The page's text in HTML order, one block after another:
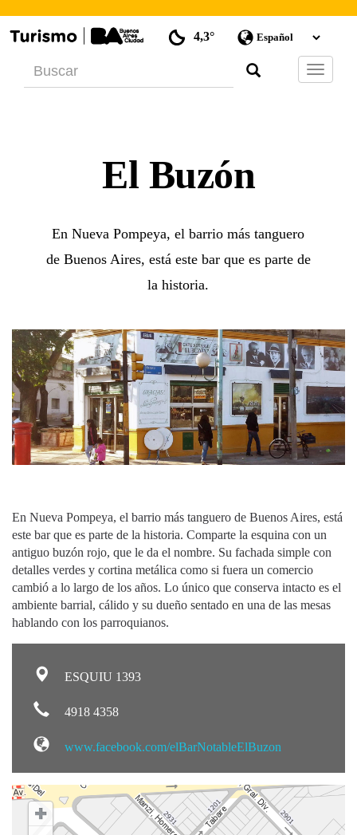
4,3°
Barra
de
El Buzón
En Nueva Pompeya, el barrio más tanguero
de Buenos Aires, está este bar que es parte de
la historia.
En Nueva Pompeya, el barrio más tanguero de Buenos Aires, está
este bar que es parte de la historia. Comparte la esquina con un
antiguo buzón rojo, que le da el nombre. Su fachada simple con
detalles verdes y cortina metálica como si fuera un comercio
cambió a lo largo de los años. Lo único que conserva intacto es el
ambiente barrial, cálido y su dueño sentado en una de las mesas
hablando con los parroquianos.
ESQUIU 1393
4918 4358
www.facebook.com/elBarNotableElBuzon